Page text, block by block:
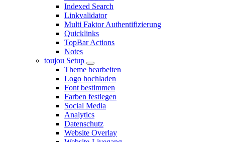
Indexed Search
Linkvalidator
Multi Faktor Authentifizierung
Quicklinks
TopBar Actions
Notes
toujou Setup
Theme bearbeiten
Logo hochladen
Font bestimmen
Farben festlegen
Social Media
Analytics
Datenschutz
Website Overlay